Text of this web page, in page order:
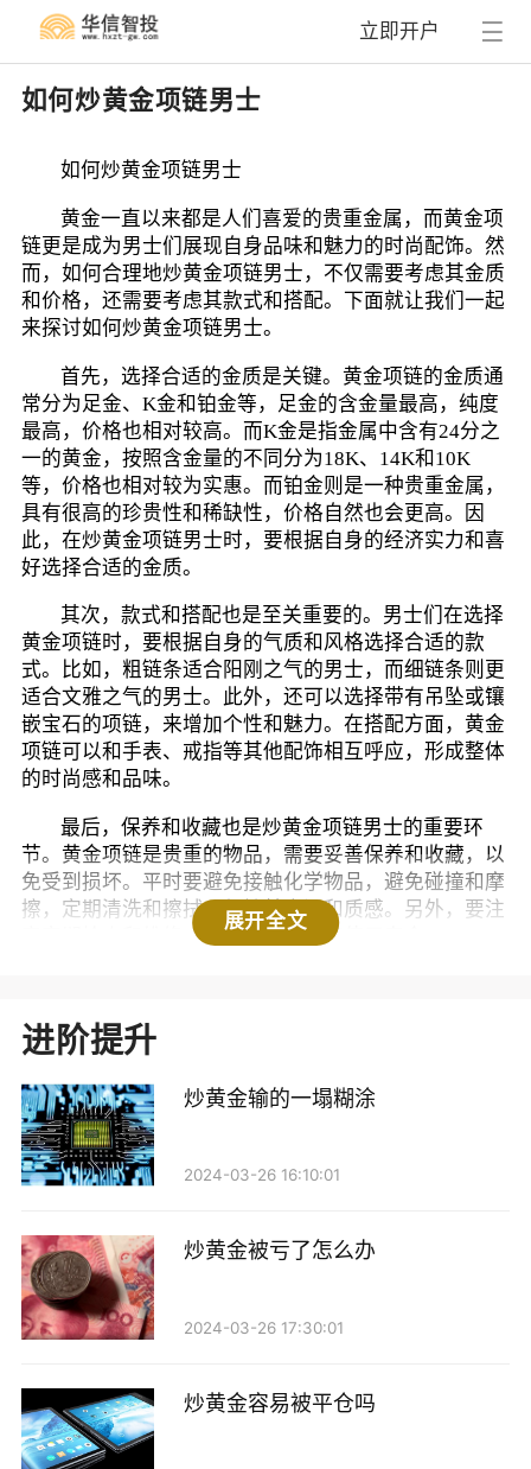
立即开户
如何炒黄金项链男士
展开全文
如何炒黄金项链男士
黄金一直以来都是人们喜爱的贵重金属，而黄金项
链更是成为男士们展现自身品味和魅力的时尚配饰。然
而，如何合理地炒黄金项链男士，不仅需要考虑其金质
和价格，还需要考虑其款式和搭配。下面就让我们一起
来探讨如何炒黄金项链男士。
首先，选择合适的金质是关键。黄金项链的金质通
常分为足金、K金和铂金等，足金的含金量最高，纯度
最高，价格也相对较高。而K金是指金属中含有24分之
一的黄金，按照含金量的不同分为18K、14K和10K
等，价格也相对较为实惠。而铂金则是一种贵重金属，
具有很高的珍贵性和稀缺性，价格自然也会更高。因
此，在炒黄金项链男士时，要根据自身的经济实力和喜
好选择合适的金质。
其次，款式和搭配也是至关重要的。男士们在选择
黄金项链时，要根据自身的气质和风格选择合适的款
式。比如，粗链条适合阳刚之气的男士，而细链条则更
适合文雅之气的男士。此外，还可以选择带有吊坠或镶
嵌宝石的项链，来增加个性和魅力。在搭配方面，黄金
项链可以和手表、戒指等其他配饰相互呼应，形成整体
的时尚感和品味。
最后，保养和收藏也是炒黄金项链男士的重要环
节。黄金项链是贵重的物品，需要妥善保养和收藏，以
免受到损坏。平时要避免接触化学物品，避免碰撞和摩
擦，定期清洗和擦拭，保持其光泽和质感。另外，要注
意定期检查和维修，以确保其质量和使用寿命。
搭配，做好保养和收藏，才能让黄金项链更好地展现出
更好地炒黄金项链，展现出自身的魅力和风采。
进阶提升
炒黄金输的一塌糊涂
2024-03-26 16:10:01
炒黄金被亏了怎么办
2024-03-26 17:30:01
炒黄金容易被平仓吗